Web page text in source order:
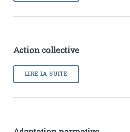
Action collective
LIRE LA SUITE